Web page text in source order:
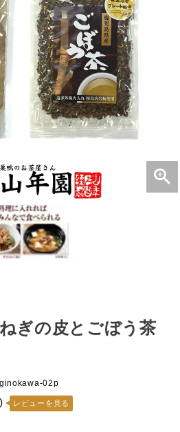
ぎの皮とごぼう茶
02p
） レビューを見る